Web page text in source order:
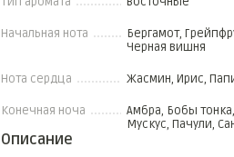
Начальная нота
Бергамот,
Черная вишня
Нота сердца Жасмин, Ирис,
Конечная ноча
Амбра, Бобы
Мускус, Пачули,
Описание